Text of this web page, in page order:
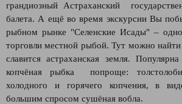
грандиозный Астраханский
балета. А ещё во время экскурсии Вы
рыбном рынке "Селенские Исады" –
торговли местной рыбой. Тут можно
славится астраханская земля.
копчёная рыбка попроще:
холодного и горячего копчения, в
большим спросом сушёная вобла.